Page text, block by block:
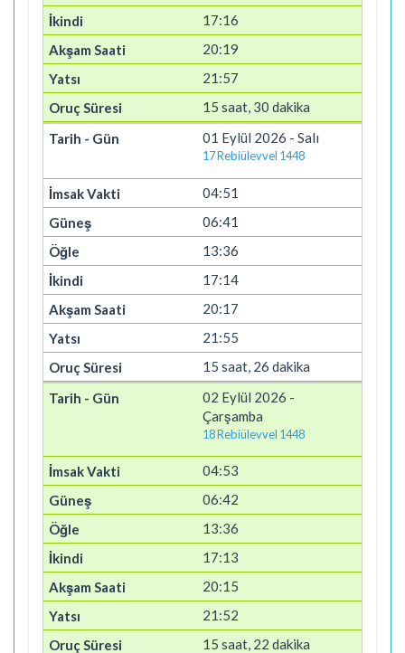
17:16
20:19
21:57
15 saat, 30 dakika
01 Eylül 2026 - Salı
17 Rebiülevvel 1448
04:51
06:41
13:36
17:14
20:17
21:55
15 saat, 26 dakika
02 Eylül 2026 -
Çarşamba
18 Rebiülevvel 1448
04:53
06:42
13:36
17:13
20:15
21:52
15 saat, 22 dakika